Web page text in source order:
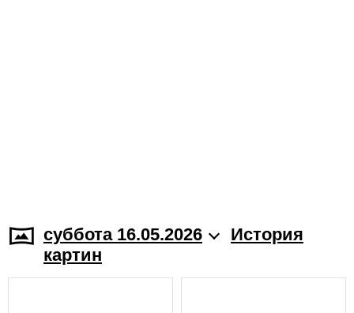
суббота 16.05.2026
История
картин